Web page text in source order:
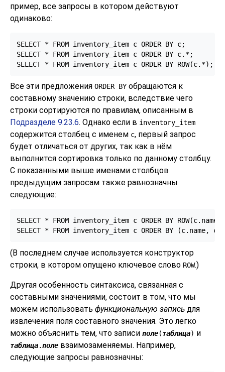
пример, все запросы в котором действуют
одинаково:
SELECT * FROM inventory_item c ORDER BY c;
SELECT * FROM inventory_item c ORDER BY c.*;
SELECT * FROM inventory_item c ORDER BY ROW(c.*);
Все эти предложения ORDER BY обращаются к
составному значению строки, вследствие чего
строки сортируются по правилам, описанным в
Подразделе 9.23.6. Однако если в inventory_item
содержится столбец с именем c, первый запрос
будет отличаться от других, так как в нём
выполнится сортировка только по данному столбцу.
С показанными выше именами столбцов
предыдущим запросам также равнозначны
следующие:
SELECT * FROM inventory_item c ORDER BY
SELECT * FROM inventory_item c ORDER BY
(В последнем случае используется конструктор
строки, в котором опущено ключевое слово ROW.)
Другая особенность синтаксиса, связанная с
составными значениями, состоит в том, что мы
можем использовать функциональную запись для
извлечения поля составного значения. Это легко
можно объяснить тем, что записи поле(таблица) и
таблица.поле взаимозаменяемы. Например,
следующие запросы равнозначны: